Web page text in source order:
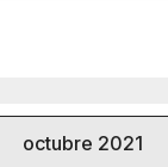
octubre 2021